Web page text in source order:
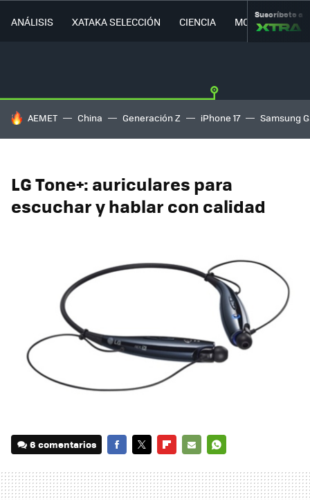
ANÁLISIS XATAKA SELECCIÓN CIENCIA MOVILIDAD
Suscríbete a
HOY SE HABLA DE
AEMET China Generación Z iPhone 17 Samsung
LG Tone+: auriculares para
escuchar y hablar con calidad
6 comentarios
MAIL